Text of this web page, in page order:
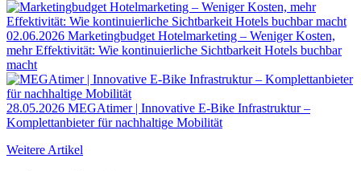
02.06.2026 Marketingbudget Hotelmarketing – Weniger Kosten,
mehr Effektivität: Wie kontinuierliche Sichtbarkeit Hotels buchbar
macht
28.05.2026 MEGAtimer | Innovative E-Bike Infrastruktur –
Komplettanbieter für nachhaltige Mobilität
Weitere Artikel